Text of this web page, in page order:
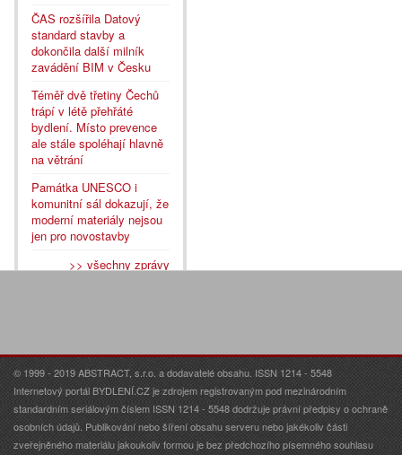
ČAS rozšířila Datový
standard stavby a
dokončila další milník
zavádění BIM v Česku
Téměř dvě třetiny Čechů
trápí v létě přehřáté
bydlení. Místo prevence
ale stále spoléhají hlavně
na větrání
Památka UNESCO i
komunitní sál dokazují, že
moderní materiály nejsou
jen pro novostavby
>> všechny zprávy
© 1999 - 2019 ABSTRACT, s.r.o. a dodavatelé obsahu. ISSN 1214 - 5548
Internetový portál BYDLENÍ.CZ je zdrojem registrovaným pod mezinárodním
standardním seriálovým číslem ISSN 1214 - 5548 dodržuje právní předpisy o ochraně
osobních údajů. Publikování nebo šíření obsahu serveru nebo jakékoliv části
zveřejněného materiálu jakoukoliv formou je bez předchozího písemného souhlasu